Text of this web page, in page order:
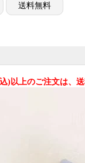
送料無料
以上のご注文は、送